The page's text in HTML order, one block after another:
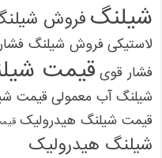
شیلنگ فروش
لاستیکی فروش شیلنگ
فشار قوی قیمت
شیلنگ آب معمولی قیمت
قیمت شیلنگ هیدرولیک
شیلنگ هیدرولیک